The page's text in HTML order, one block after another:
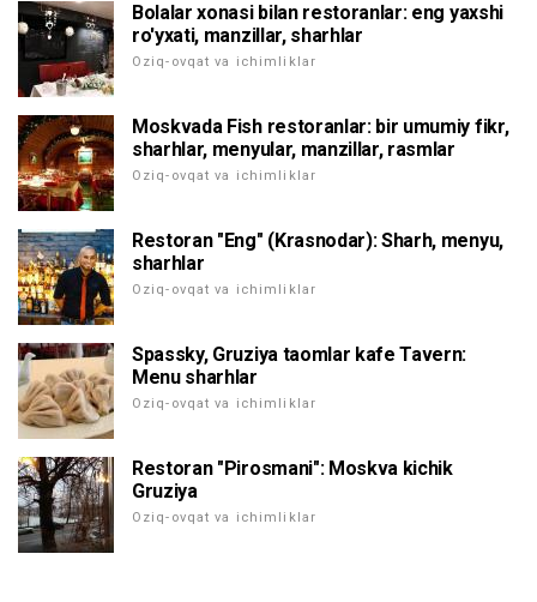
Bolalar xonasi bilan restoranlar: eng yaxshi
ro'yxati, manzillar, sharhlar
Oziq-ovqat va ichimliklar
Moskvada Fish restoranlar: bir umumiy fikr,
sharhlar, menyular, manzillar, rasmlar
Oziq-ovqat va ichimliklar
Restoran "Eng" (Krasnodar): Sharh, menyu,
sharhlar
Oziq-ovqat va ichimliklar
Spassky, Gruziya taomlar kafe Tavern:
Menu sharhlar
Oziq-ovqat va ichimliklar
Restoran "Pirosmani": Moskva kichik
Gruziya
Oziq-ovqat va ichimliklar